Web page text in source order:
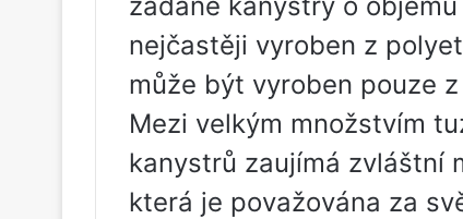
nejčastěji vyroben z
může být vyroben pouze z
Mezi velkým množstvím
kanystrů zaujímá zvláštní
která je považována za